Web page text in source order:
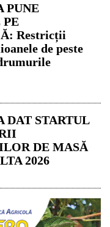
PUNE
PE
Restricții
de peste
DAT STARTUL
DE MASĂ
2026